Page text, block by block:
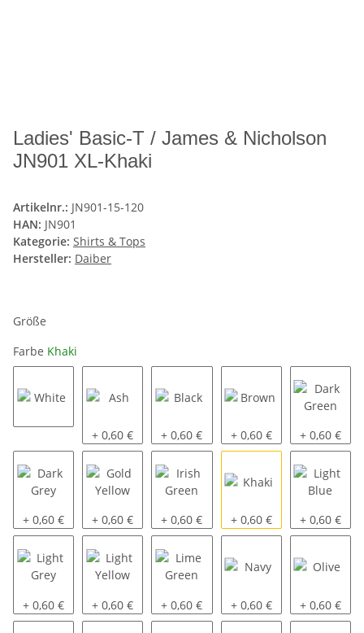
Ladies' Basic-T / James & Nicholson
JN901 XL-Khaki
Artikelnr.: JN901-15-120
HAN: JN901
Kategorie: Shirts & Tops
Hersteller: Daiber
Größe
Farbe Khaki
Ash
+ 0,60 € Black
+ 0,60 € Brown
+ 0,60 € Dark Green
+ 0,60 €
Dark Grey
+ 0,60 € Gold Yellow
+ 0,60 € Irish Green
+ 0,60 € Khaki
+ 0,60 € Light Blue
+ 0,60 €
Light Grey
+ 0,60 € Light Yellow
+ 0,60 € Lime Green
+ 0,60 € Navy
+ 0,60 € Olive
+ 0,60 €